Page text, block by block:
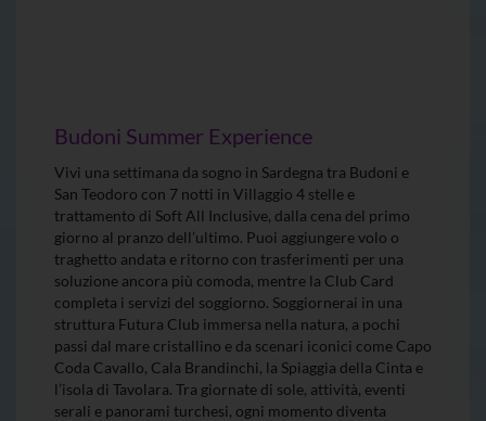
Budoni Summer Experience
Vivi una settimana da sogno in Sardegna tra Budoni e
San Teodoro con 7 notti in Villaggio 4 stelle e
trattamento di Soft All Inclusive, dalla cena del primo
giorno al pranzo dell’ultimo. Puoi aggiungere volo o
traghetto andata e ritorno con trasferimenti per una
soluzione ancora più comoda, mentre la Club Card
completa i servizi del soggiorno. Soggiornerai in una
struttura Futura Club immersa nella natura, a pochi
passi dal mare cristallino e da scenari iconici come Capo
Coda Cavallo, Cala Brandinchi, la Spiaggia della Cinta e
l’isola di Tavolara. Tra giornate di sole, attività, eventi
serali e panorami turchesi, ogni momento diventa